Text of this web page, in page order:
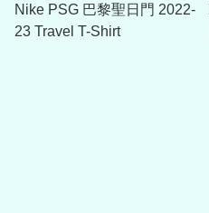
Nike PSG 巴黎聖日門 2022-
23 Travel T-Shirt